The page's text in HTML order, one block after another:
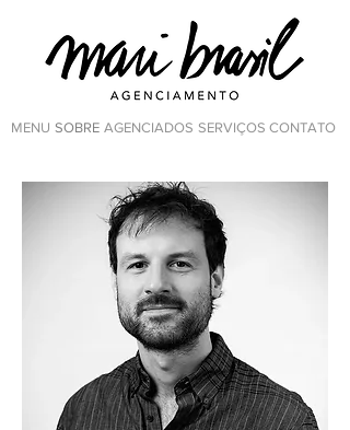
AGENCIADOS
SOBRE SERVIÇOS CONTATO
MENU